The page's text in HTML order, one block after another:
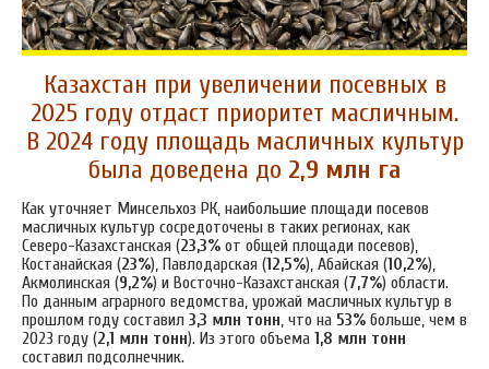
Казахстан при увеличении посевных в
2025 году отдаст приоритет масличным.
В 2024 году площадь масличных культур
была доведена до 2,9 млн га
Как уточняет Минсельхоз РК, наибольшие площади посевов
масличных культур сосредоточены в таких регионах, как
Северо-Казахстанская (23,3% от общей площади посевов),
Костанайская (23%), Павлодарская (12,5%), Абайская (10,2%),
Акмолинская (9,2%) и Восточно-Казахстанская (7,7%) области.
По данным аграрного ведомства, урожай масличных культур в
прошлом году составил 3,3 млн тонн, что на 53% больше, чем в
2023 году (2,1 млн тонн). Из этого объема 1,8 млн тонн
составил подсолнечник.